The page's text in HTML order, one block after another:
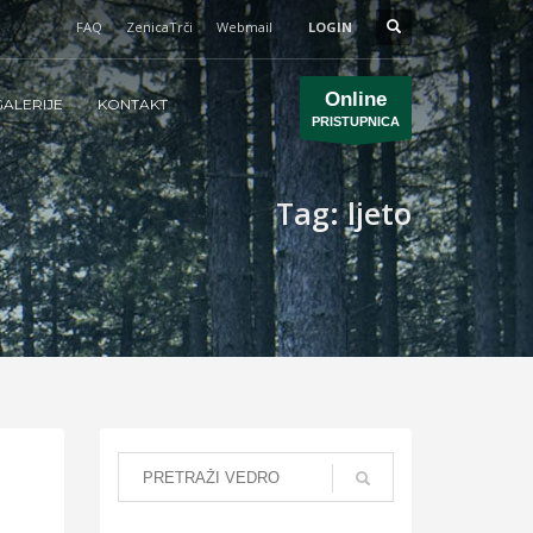
FAQ ZenicaTrči Webmail LOGIN
KONTAKT Online
PRISTUPNICA
Tag: ljeto